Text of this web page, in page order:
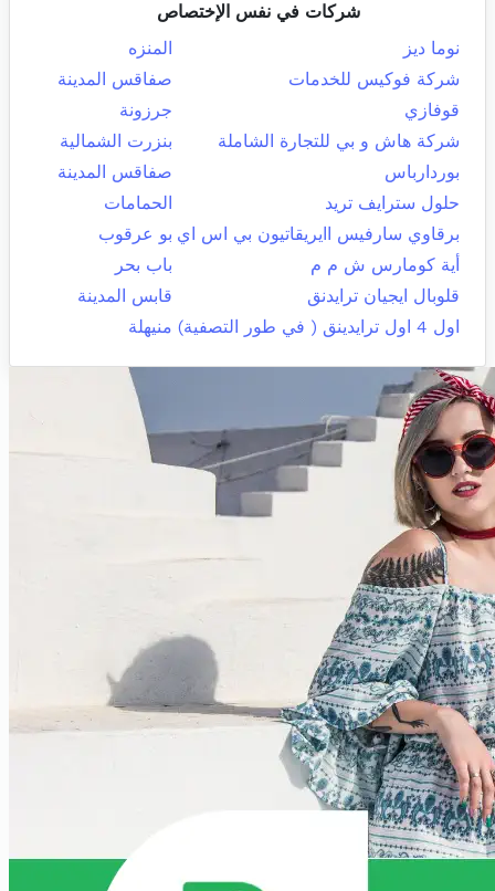
شركات في نفس الإختصاص
نوما ديز
المنزه
شركة فوكيس للخدمات
صفاقس المدينة
قوفازي
جرزونة
شركة هاش و بي للتجارة الشاملة
بنزرت الشمالية
بوردارباس
صفاقس المدينة
حلول سترايف تريد
الحمامات
برقاوي سارفيس اايريقاتيون بي اس اي بو عرقوب
أية كومارس ش م م
باب بحر
قلوبال ايجيان ترايدنق
قابس المدينة
اول 4 اول ترايدينق ( في طور التصفية)
منيهلة